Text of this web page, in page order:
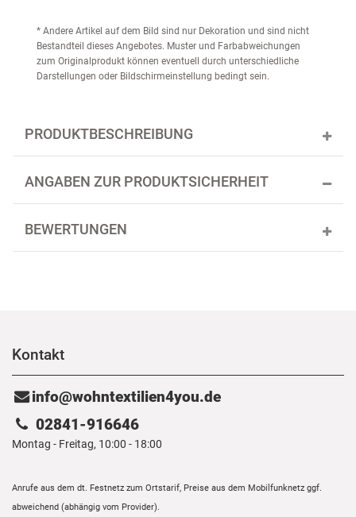
* Andere Artikel auf dem Bild sind nur Dekoration und sind nicht
Bestandteil dieses Angebotes. Muster und Farbabweichungen
zum Originalprodukt können eventuell durch unterschiedliche
Darstellungen oder Bildschirmeinstellung bedingt sein.
PRODUKTBESCHREIBUNG
ANGABEN ZUR PRODUKTSICHERHEIT
BEWERTUNGEN
Kontakt
info@wohntextilien4you.de
02841-916646
Montag - Freitag, 10:00 - 18:00
Anrufe aus dem dt. Festnetz zum Ortstarif, Preise aus dem Mobilfunknetz ggf.
abweichend (abhängig vom Provider).